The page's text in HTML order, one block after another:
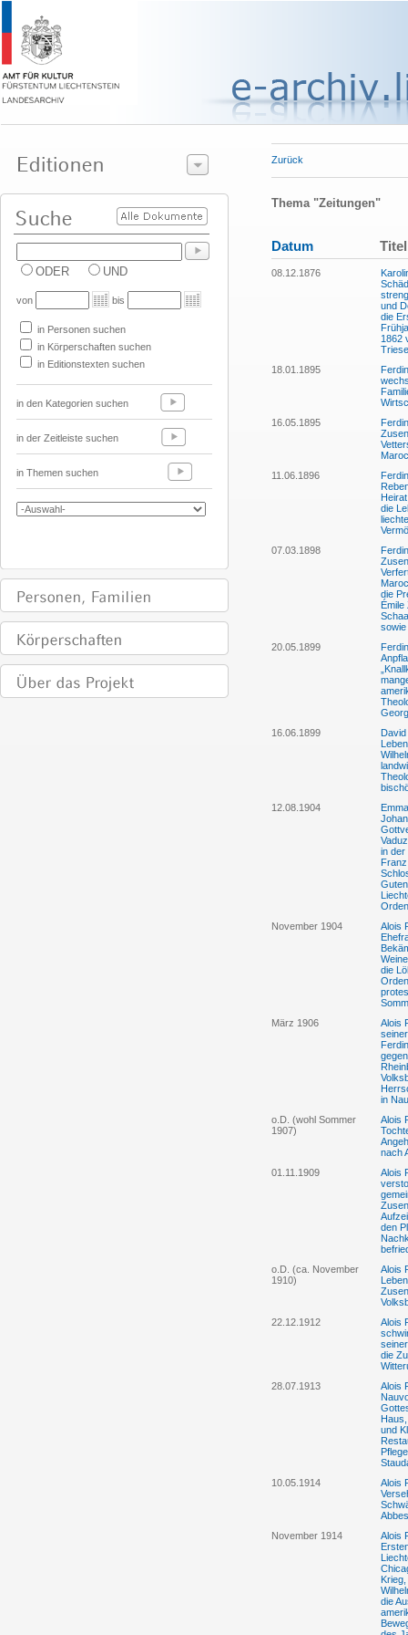
ODER UND
von bis
in Personen suchen
in Körperschaften suchen
in Editionstexten suchen
in den Kategorien suchen
in der Zeitleiste suchen
in Themen suchen
Zurück
Thema "Zeitungen"
Datum Titel
08.12.1876
und
die
1862
18.01.1895
16.05.1895
11.06.1896
die
07.03.1898
die
Émile
20.05.1899
16.06.1899
David
12.08.1904
in der
November 1904
Alois
die
März 1906
Alois
in
o.D. (wohl Sommer
1907)
Alois
nach
01.11.1909
Alois
den
o.D. (ca. November
1910)
Alois
22.12.1912
Alois
die
28.07.1913
Alois
und
10.05.1914
Alois
November 1914
Alois
die